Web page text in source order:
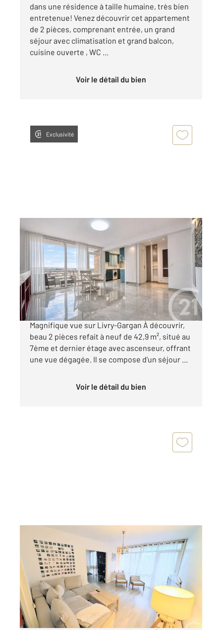
dans une résidence à taille humaine, très bien
entretenue! Venez découvrir cet appartement
de 2 pièces, comprenant entrée, un grand
séjour avec climatisation et grand balcon,
cuisine ouverte , WC ...
Voir le détail du bien
Exclusivité
LIVRY GARGAN 93
42,94 m2, 2 pièces
Ref : 22198
Appartement F2 à vendre
149 990 €
Appartement F2 Dernier étage avec balcon
Magnifique vue sur Livry-Gargan À découvrir,
beau 2 pièces refait à neuf de 42,9 m², situé au
7ème et dernier étage avec ascenseur, offrant
une vue dégagée. Il se compose d'un séjour ...
Voir le détail du bien
LIVRY GARGAN 93
78,58 m2, 4 pièces
Ref : 22185
Appartement F4 à vendre
197 000 €
Située en face de la mairie, dans une